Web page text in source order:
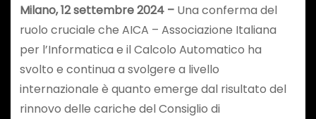
Milano, 12 settembre 2024 – Una conferma del
ruolo cruciale che AICA – Associazione Italiana
per l’Informatica e il Calcolo Automatico ha
svolto e continua a svolgere a livello
internazionale è quanto emerge dal risultato del
rinnovo delle cariche del Consiglio di